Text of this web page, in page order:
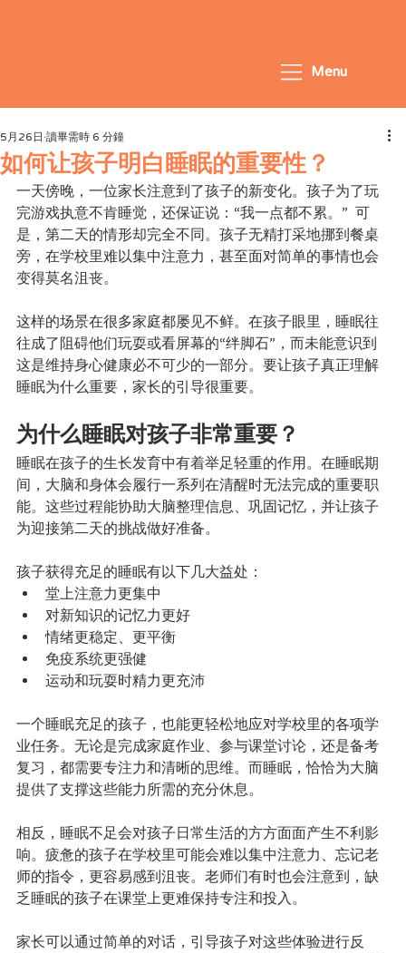
Menu
如何让孩子明白睡眠的重要性？
5月26日 讀畢需時 6 分鐘
一天傍晚，一位家长注意到了孩子的新变化。孩子为了玩
完游戏执意不肯睡觉，还保证说：“我一点都不累。”  可
是，第二天的情形却完全不同。孩子无精打采地挪到餐桌
旁，在学校里难以集中注意力，甚至面对简单的事情也会
变得莫名沮丧。
这样的场景在很多家庭都屡见不鲜。在孩子眼里，睡眠往
往成了阻碍他们玩耍或看屏幕的“绊脚石”，而未能意识到
这是维持身心健康必不可少的一部分。要让孩子真正理解
睡眠为什么重要，家长的引导很重要。
为什么睡眠对孩子非常重要？
睡眠在孩子的生长发育中有着举足轻重的作用。在睡眠期
间，大脑和身体会履行一系列在清醒时无法完成的重要职
能。这些过程能协助大脑整理信息、巩固记忆，并让孩子
为迎接第二天的挑战做好准备。
孩子获得充足的睡眠有以下几大益处：
堂上注意力更集中
对新知识的记忆力更好
情绪更稳定、更平衡
免疫系统更强健
运动和玩耍时精力更充沛
一个睡眠充足的孩子，也能更轻松地应对学校里的各项学
业任务。无论是完成家庭作业、参与课堂讨论，还是备考
复习，都需要专注力和清晰的思维。而睡眠，恰恰为大脑
提供了支撑这些能力所需的充分休息。
相反，睡眠不足会对孩子日常生活的方方面面产生不利影
响。疲惫的孩子在学校里可能会难以集中注意力、忘记老
师的指令，更容易感到沮丧。老师们有时也会注意到，缺
乏睡眠的孩子在课堂上更难保持专注和投入。
家长可以通过简单的对话，引导孩子对这些体验进行反